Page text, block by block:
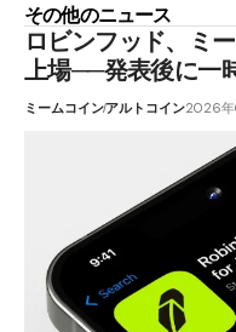
その他のニュース
ロビンフッド、ミ
上場──発表後に一
ミームコインアルトコイン2026